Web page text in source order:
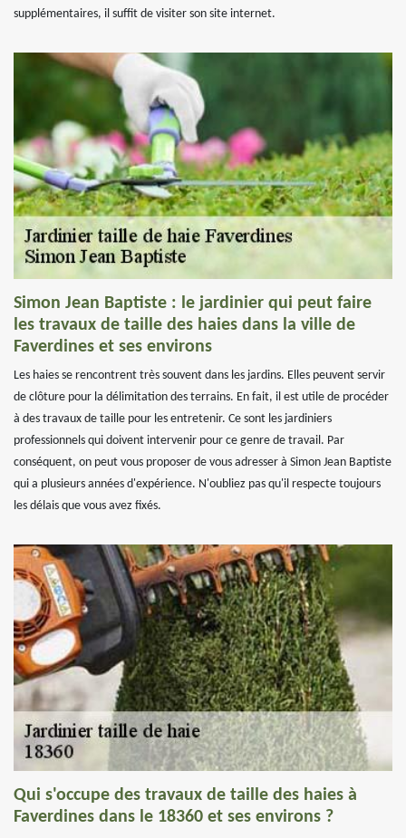
supplémentaires, il suffit de visiter son site internet.
Simon Jean Baptiste : le jardinier qui peut faire
les travaux de taille des haies dans la ville de
Faverdines et ses environs
Les haies se rencontrent très souvent dans les jardins. Elles peuvent servir
de clôture pour la délimitation des terrains. En fait, il est utile de procéder
à des travaux de taille pour les entretenir. Ce sont les jardiniers
professionnels qui doivent intervenir pour ce genre de travail. Par
conséquent, on peut vous proposer de vous adresser à Simon Jean Baptiste
qui a plusieurs années d'expérience. N'oubliez pas qu'il respecte toujours
les délais que vous avez fixés.
Qui s'occupe des travaux de taille des haies à
Faverdines dans le 18360 et ses environs ?